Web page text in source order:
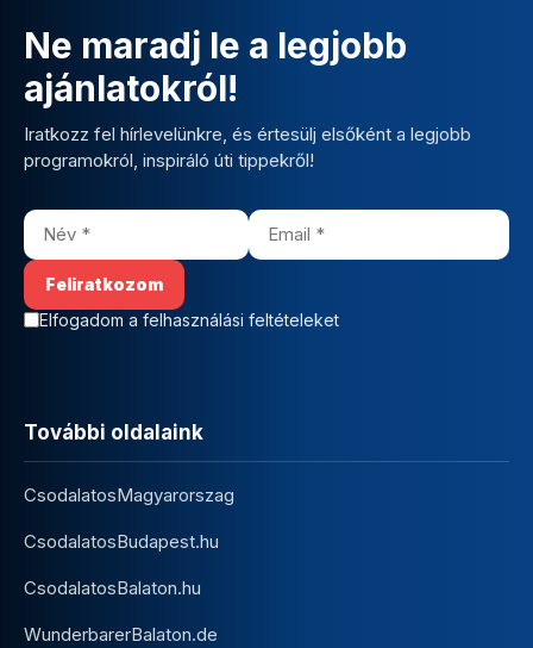
Ne maradj le a legjobb
ajánlatokról!
Iratkozz fel hírlevelünkre, és értesülj elsőként a legjobb
programokról, inspiráló úti tippekről!
Elfogadom a felhasználási feltételeket
További oldalaink
CsodalatosMagyarorszag
CsodalatosBudapest.hu
CsodalatosBalaton.hu
WunderbarerBalaton.de